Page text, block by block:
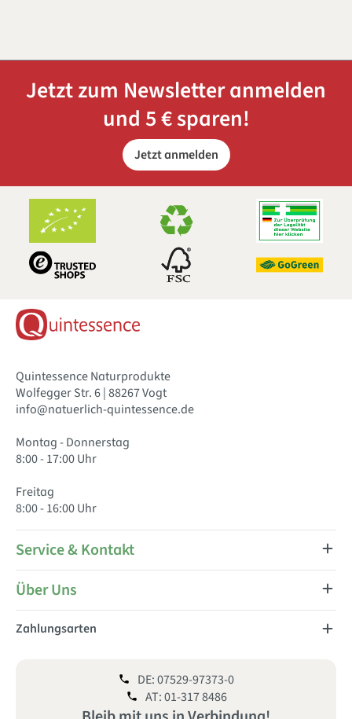
Jetzt zum Newsletter anmelden
und 5 € sparen!
Jetzt anmelden
Quintessence Naturprodukte
Wolfegger Str. 6 | 88267 Vogt
info@natuerlich-quintessence.de
Montag - Donnerstag
8:00 - 17:00 Uhr
Freitag
8:00 - 16:00 Uhr
Service & Kontakt
Über Uns
Zahlungsarten
DE: 07529-97373-0
AT: 01-317 8486